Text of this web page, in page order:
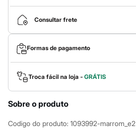
Acessórios
Bolsas
Bonés e Chapéus
Bijoux
Cintos
Óculos
Relógios
Calçados
Botas
Chinelos
Rasteirinhas
Sandálias
Sapatilhas
Tênis
Consultar frete
Formas de pagamento
Troca fácil na loja - GRÁTIS
Sobre o produto
Codigo do produto: 1093992-marrom_e2